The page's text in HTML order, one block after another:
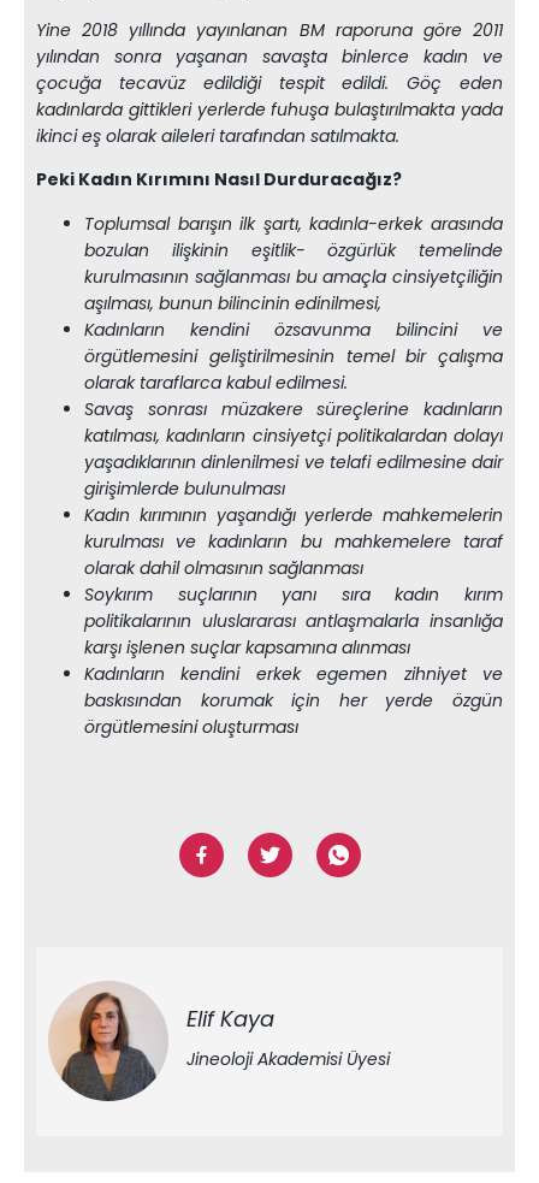
Yine 2018 yıllında yayınlanan BM raporuna göre 2011
yılından sonra yaşanan savaşta binlerce kadın ve
çocuğa tecavüz edildiği tespit edildi. Göç eden
kadınlarda gittikleri yerlerde fuhuşa bulaştırılmakta yada
ikinci eş olarak aileleri tarafından satılmakta.
Peki Kadın Kırımını Nasıl Durduracağız?
Toplumsal barışın ilk şartı, kadınla-erkek arasında
bozulan ilişkinin eşitlik- özgürlük temelinde
kurulmasının sağlanması bu amaçla cinsiyetçiliğin
aşılması, bunun bilincinin edinilmesi,
Kadınların kendini özsavunma bilincini ve
örgütlemesini geliştirilmesinin temel bir çalışma
olarak taraflarca kabul edilmesi.
Savaş sonrası müzakere süreçlerine kadınların
katılması, kadınların cinsiyetçi politikalardan dolayı
yaşadıklarının dinlenilmesi ve telafi edilmesine dair
girişimlerde bulunulması
Kadın kırımının yaşandığı yerlerde mahkemelerin
kurulması ve kadınların bu mahkemelere taraf
olarak dahil olmasının sağlanması
Soykırım suçlarının yanı sıra kadın kırım
politikalarının uluslararası antlaşmalarla insanlığa
karşı işlenen suçlar kapsamına alınması
Kadınların kendini erkek egemen zihniyet ve
baskısından korumak için her yerde özgün
örgütlemesini oluşturması
Elif Kaya
Jineoloji Akademisi Üyesi